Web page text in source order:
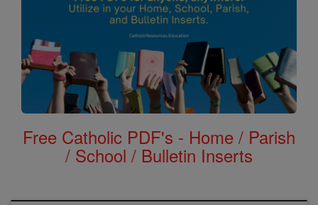
Free Catholic PDF's - Home / Parish
/ School / Bulletin Inserts